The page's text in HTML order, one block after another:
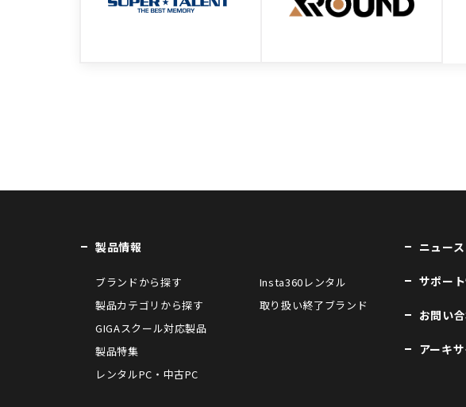
製品情報
ブランドから探す
製品カテゴリから探す
GIGAスクール対応製品
製品特集
レンタルPC・中古PC
Insta360レンタル
取り扱い終了ブランド
ニュース
サポー
お問い
アーキ